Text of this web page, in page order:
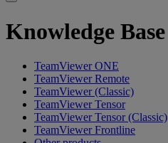
Knowledge Base
TeamViewer ONE
TeamViewer Remote
TeamViewer (Classic)
TeamViewer Tensor
TeamViewer Tensor (Classic)
TeamViewer Frontline